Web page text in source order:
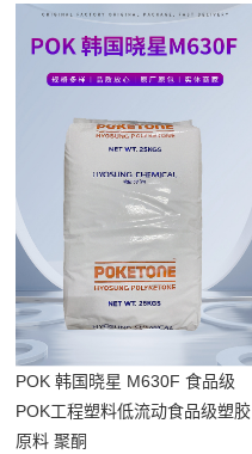
POK 韩国晓星 M630F 食品级
POK工程塑料低流动食品级塑胶
原料 聚酮